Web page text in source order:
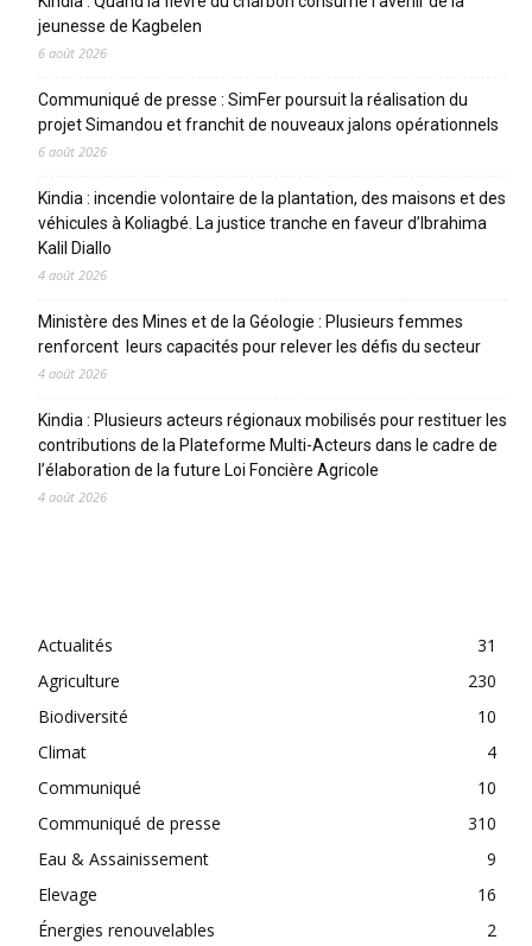
jeunesse de Kagbelen
6 août 2026
Communiqué de presse : SimFer poursuit la réalisation du
projet Simandou et franchit de nouveaux jalons opérationnels
6 août 2026
Kindia : incendie volontaire de la plantation, des maisons et des
véhicules à Koliagbé. La justice tranche en faveur d’Ibrahima
Kalil Diallo
4 août 2026
Ministère des Mines et de la Géologie : Plusieurs femmes
renforcent leurs capacités pour relever les défis du secteur
4 août 2026
Kindia : Plusieurs acteurs régionaux mobilisés pour restituer les
contributions de la Plateforme Multi-Acteurs dans le cadre de
l’élaboration de la future Loi Foncière Agricole
4 août 2026
Actualités
31
Agriculture
230
Biodiversité
10
Climat
4
Communiqué
10
Communiqué de presse
310
Eau & Assainissement
9
Elevage
16
Énergies renouvelables
2